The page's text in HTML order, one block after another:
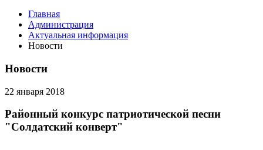
Главная
Администрация
Актуальная информация
Новости
Новости
22 января 2018
Районный конкурс патриотической песни
"Солдатский конверт"